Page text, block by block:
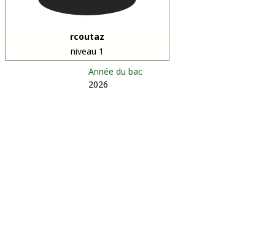
rcoutaz
niveau 1
Année du bac
2026